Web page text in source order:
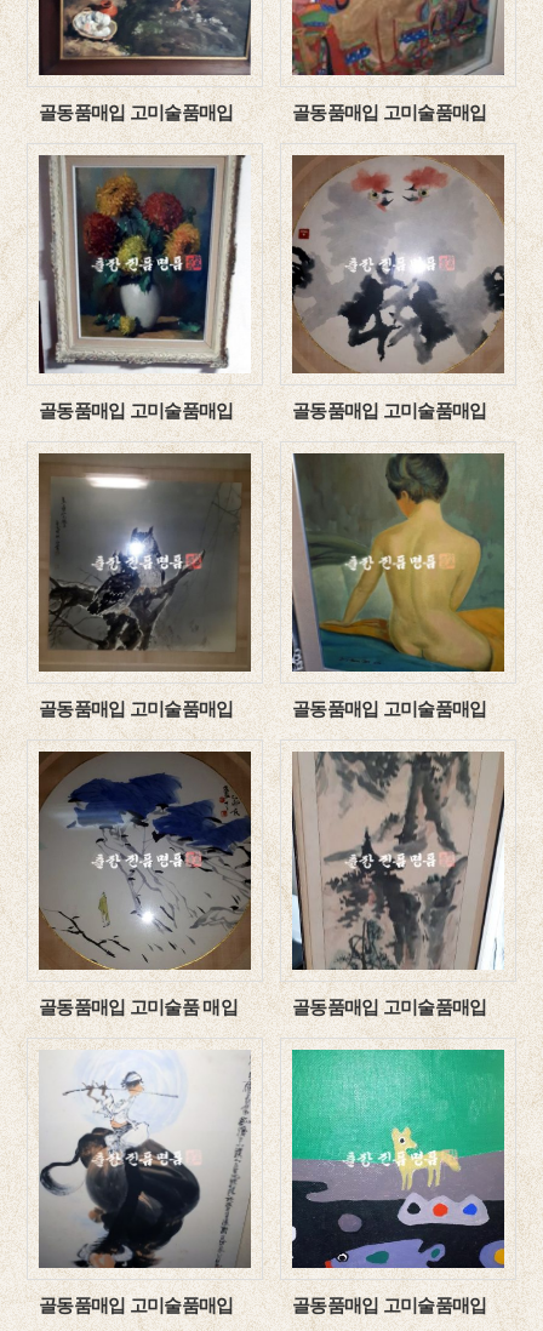
골동품매입 고미술품매입 골동품매입 고미술품매입
골동품매입 고미술품매입 골동품매입 고미술품매입
골동품매입 고미술품매입 골동품매입 고미술품매입
골동품매입 고미술품 매입 골동품매입 고미술품매입
골동품매입 고미술품매입 골동품매입 고미술품매입